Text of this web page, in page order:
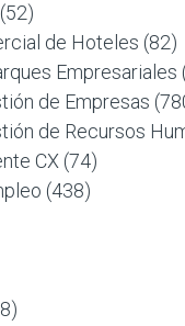
(52)
de Hoteles (82)
Empresariales
de Empresas
de Recursos
CX (74)
(438)